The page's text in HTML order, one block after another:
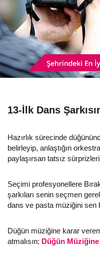
13-İlk Dans
Hazırlık sürecinde
belirleyip, anlaştığın
paylaşırsan tatsız
Seçimi profesyonellere
şarkıları senin seçmen
dans ve pasta müziğini sen
Düğün müziğine karar
atmalısın: Düğün